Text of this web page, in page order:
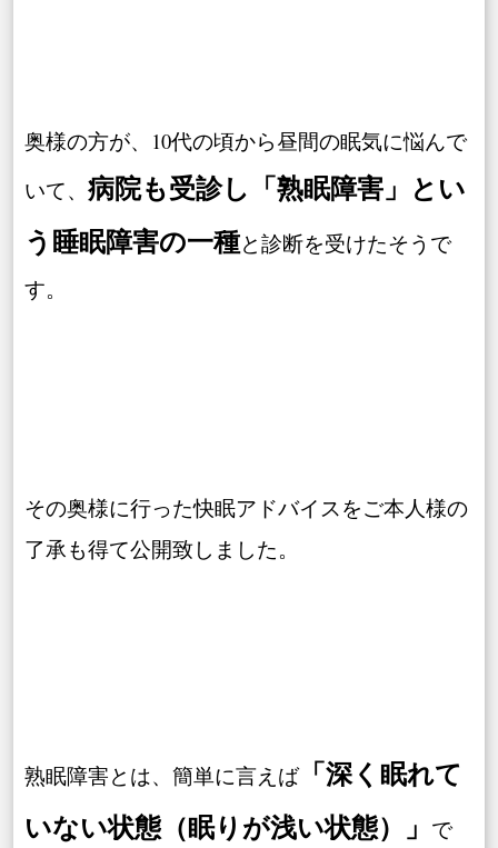
奥様の方が、10代の頃から昼間の眠気に悩んで
いて、 病院も受診し「熟眠障害」とい
う睡眠障害の一種と診断を受けたそうで
す。
その奥様に行った快眠アドバイスをご本人様の
了承も得て公開致しました。
熟眠障害とは、簡単に言えば「深く眠れて
いない状態（眠りが浅い状態）」 で